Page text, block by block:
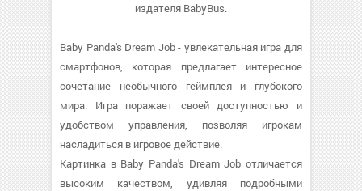
издателя BabyBus.
Baby Panda's Dream Job - увлекательная игра для
смартфонов, которая предлагает интересное
сочетание необычного геймплея и глубокого
мира. Игра поражает своей доступностью и
удобством управления, позволяя игрокам
насладиться в игровое действие.
Картинка в Baby Panda's Dream Job отличается
высоким качеством, удивляя подробными